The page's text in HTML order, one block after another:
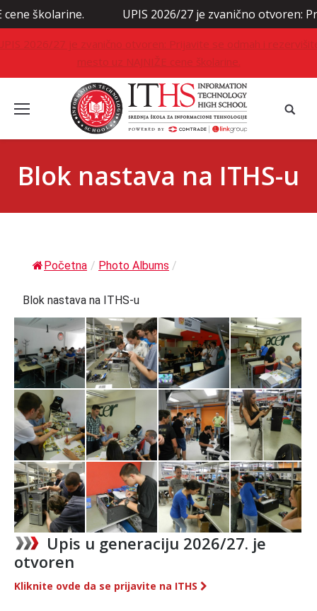
UPIS 2026/27 je zvanično otvoren:
2026/27 je zvanično otvoren: Prijavite se odmah i
mesto uz NAJNIŽE cene školarine.
Blok nastava na ITHS-u
Početna / Photo Albums /
Blok nastava na ITHS-u
Upis u generaciju 2026/27. je
otvoren
Kliknite ovde da se prijavite na ITHS